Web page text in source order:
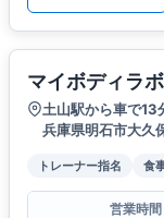
マイボディラ
土山駅から車で13
兵庫県明石市大久
トレーナー指名 食
営業時間